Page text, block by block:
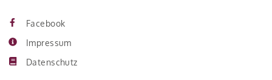
Facebook
Impressum
Datenschutz